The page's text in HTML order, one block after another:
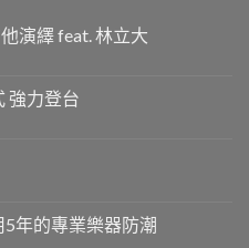
演繹 feat. 林立大
強力登台
5年的專業樂器防潮